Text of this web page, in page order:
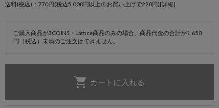
送料(税込)：770円(税込5,000円以上のお買い上げで220円)[詳細]
ご購入商品が3COINS・Lattice商品のみの場合、商品代金の合計が1,650
円（税込）未満のご注文はできません。